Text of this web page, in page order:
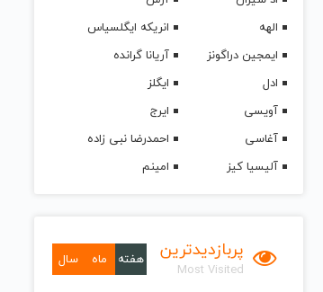
الهه
انریکه ایگلسیاس
ایمجین دراگونز
آریانا گرانده
ادل
ایگلز
آویسی
ایرج
آغاسی
احمدرضا نبی زاده
آلیسیا کیز
امینم
پربازدیدترین
Most Visited
هفته ماه سال